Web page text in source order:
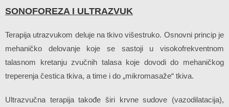
SONOFOREZA I ULTRAZVUK
Terapija utrazvukom deluje na tkivo višestruko. Osnovni princip je
mehaničko delovanje koje se sastoji u visokofrekventnom
talasnom kretanju zvučnih talasa koje dovodi do mehaničkog
treperenja čestica tkiva, a time i do „mikromasaže“ tkiva.
Ultrazvučna terapija takođe širi krvne sudove (vazodilatacija),